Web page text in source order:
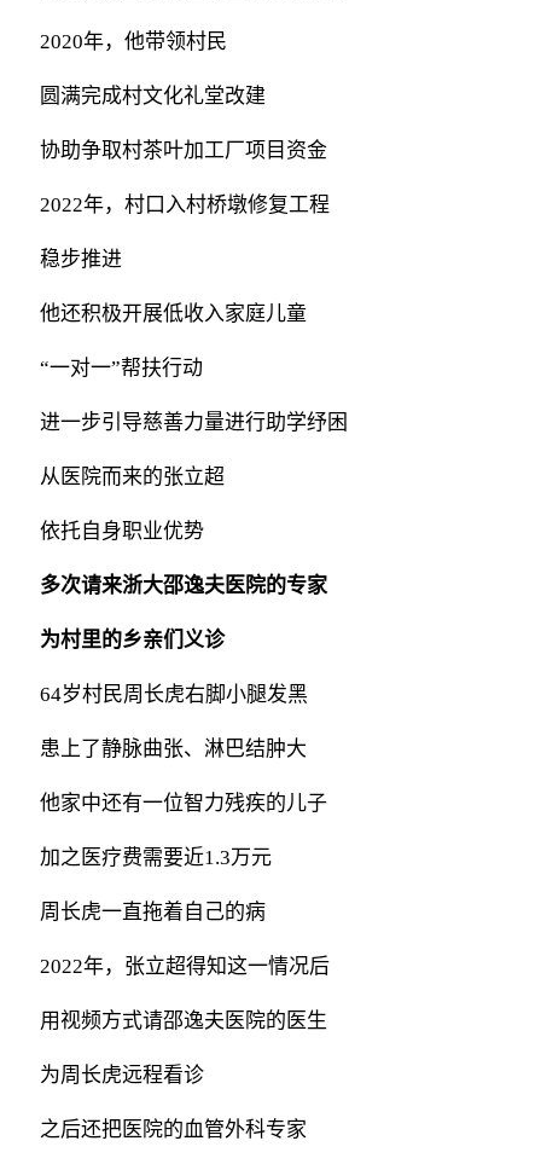
2020年，他带领村民
圆满完成村文化礼堂改建
协助争取村茶叶加工厂项目资金
2022年，村口入村桥墩修复工程
稳步推进
他还积极开展低收入家庭儿童
“一对一”帮扶行动
进一步引导慈善力量进行助学纾困
从医院而来的张立超
依托自身职业优势
多次请来浙大邵逸夫医院的专家
为村里的乡亲们义诊
64岁村民周长虎右脚小腿发黑
患上了静脉曲张、淋巴结肿大
他家中还有一位智力残疾的儿子
加之医疗费需要近1.3万元
周长虎一直拖着自己的病
2022年，张立超得知这一情况后
用视频方式请邵逸夫医院的医生
为周长虎远程看诊
之后还把医院的血管外科专家